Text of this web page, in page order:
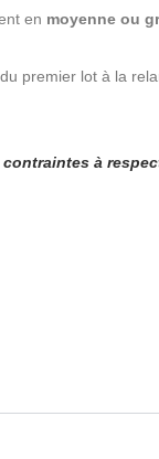
en moyenne ou
premier lot à la
à